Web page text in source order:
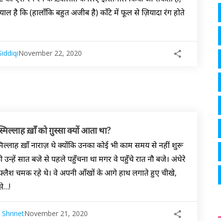
है कि (हालाँकि बहुत अजीब है) काँटे में फूल से ज़ियादा रंग होते
November 22, 2020
ख़ाँ को ग़ुस्सा क्यों आता था?
ख़ाँ नाराज़ थे क्योंकि उनका कोई भी काम समय से नहीं शुरू
सात बजे से पहले पहुँचना था मगर वे पहुँचे रात नौ बजे। अंधेरे
चमक रहे थे। वे अपनी आँखों के आगे हाथ लगाते हुए चीखे,
November 21, 2020